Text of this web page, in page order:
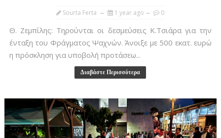
Sourta Ferta 1 year ago 0
Θ. Ζεμπίλης: Τηρούνται οι δεσμεύσεις Κ.Τσιάρα για την
ένταξη του Φράγματος Ψαχνών. Άνοιξε με 500 εκατ. ευρώ
η πρόσκληση για υποβολή προτάσεω...
Διαβάστε Περισσότερα